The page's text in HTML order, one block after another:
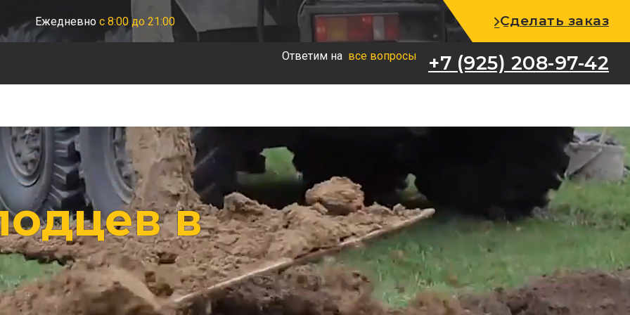
+7 (925) 208-97-42
Ежедневно с 8:00 до 21:00 Сделать заказ
Ответим на все вопросы +7 (925) 208-97-42
в